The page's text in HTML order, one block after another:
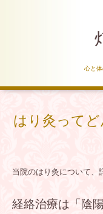
心と
はり灸って
当院のはり灸について、
経絡治療は「陰